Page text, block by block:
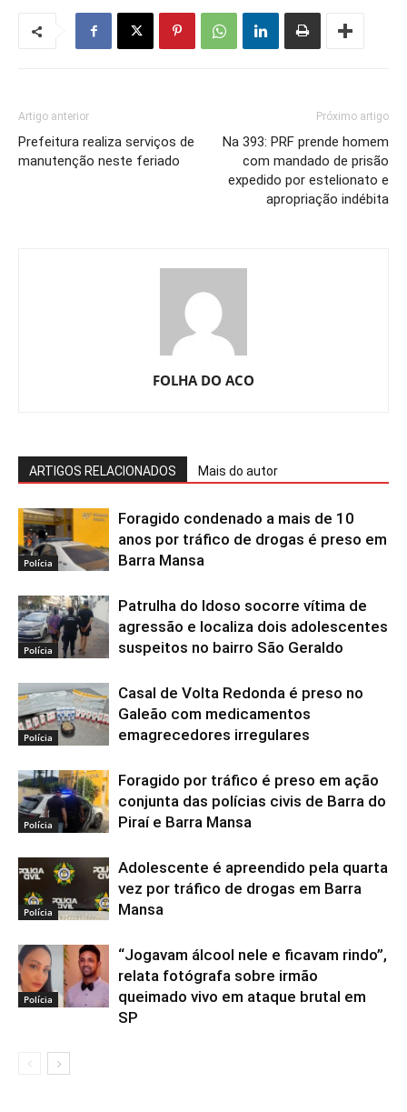
Artigo anterior
Prefeitura realiza serviços de
manutenção neste feriado
Próximo artigo
Na 393: PRF prende homem
com mandado de prisão
expedido por estelionato e
apropriação indébita
FOLHA DO ACO
ARTIGOS RELACIONADOS Mais do autor
Polícia
Foragido condenado a mais de 10
anos por tráfico de drogas é preso em
Barra Mansa
Polícia
Patrulha do Idoso socorre vítima de
agressão e localiza dois adolescentes
suspeitos no bairro São Geraldo
Polícia
Casal de Volta Redonda é preso no
Galeão com medicamentos
emagrecedores irregulares
Polícia
Foragido por tráfico é preso em ação
conjunta das polícias civis de Barra do
Piraí e Barra Mansa
Polícia
Adolescente é apreendido pela quarta
vez por tráfico de drogas em Barra
Mansa
Polícia
“Jogavam álcool nele e ficavam rindo”,
relata fotógrafa sobre irmão
queimado vivo em ataque brutal em
SP